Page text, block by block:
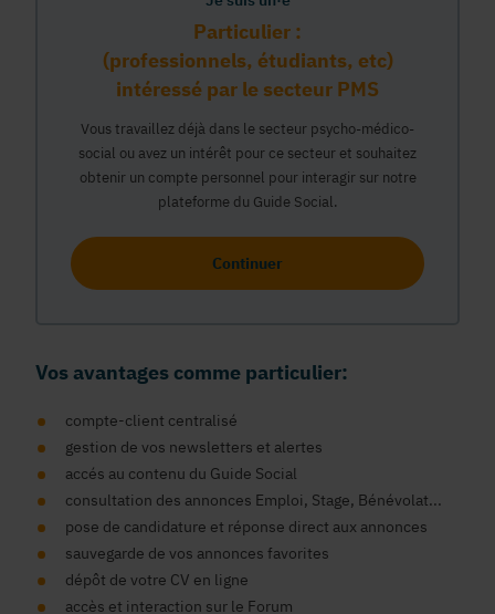
Particulier :
(professionnels, étudiants, etc)
intéressé par le secteur PMS
Vous travaillez déjà dans le secteur psycho-médico-
social ou avez un intérêt pour ce secteur et souhaitez
obtenir un compte personnel pour interagir sur notre
plateforme du Guide Social.
Continuer
Vos avantages comme particulier:
compte-client centralisé
gestion de vos newsletters et alertes
accés au contenu du Guide Social
consultation des annonces Emploi, Stage, Bénévolat...
pose de candidature et réponse direct aux annonces
sauvegarde de vos annonces favorites
dépôt de votre CV en ligne
accès et interaction sur le Forum